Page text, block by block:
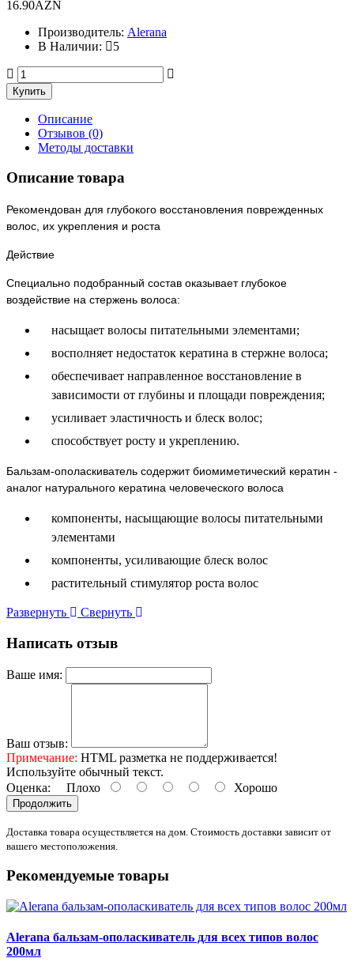
16.90AZN
Производитель: Alerana
В Наличии:
5
Описание
Отзывов (0)
Методы доставки
Описание товара
Рекомендован для глубокого восстановления поврежденных
волос, их укрепления и роста
Действие
Специально подобранный состав оказывает глубокое
воздействие на стержень волоса:
насыщает волосы питательными элементами;
восполняет недостаток кератина в стержне волоса;
обеспечивает направленное восстановление в
зависимости от глубины и площади повреждения;
усиливает эластичность и блеск волос;
способствует росту и укреплению.
Бальзам-ополаскиватель содержит биомиметический кератин -
аналог натурального кератина человеческого волоса
компоненты, насыщающие волосы питательными
элементами
компоненты, усиливающие блеск волос
растительный стимулятор роста волос
Развернуть Свернуть
Написать отзыв
Ваше имя:
Ваш отзыв:
Примечание: HTML разметка не поддерживается!
Используйте обычный текст.
Оценка: Плохо Хорошо
Продолжить
Доставка товара осуществляется на дом. Стоимость доставки зависит от
вашего местоположения.
Рекомендуемые товары
Alerana бальзам-ополаскиватель для всех типов волос
200мл